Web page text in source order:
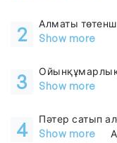
2
Алматы
Show more
3
Show more
4
Пәтер сатып
Show more